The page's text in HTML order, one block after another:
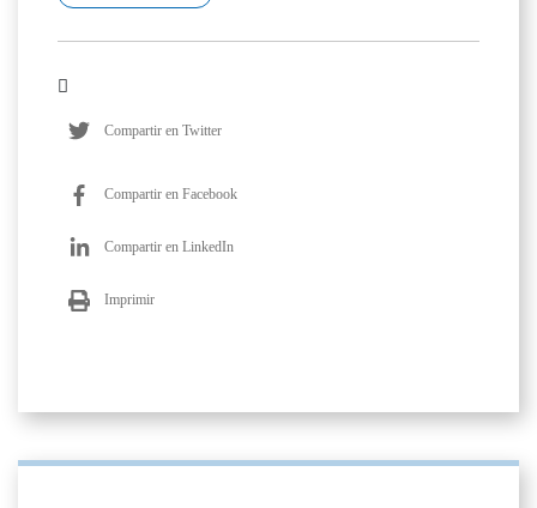
Compartir en Twitter
Compartir en Facebook
Compartir en LinkedIn
Imprimir